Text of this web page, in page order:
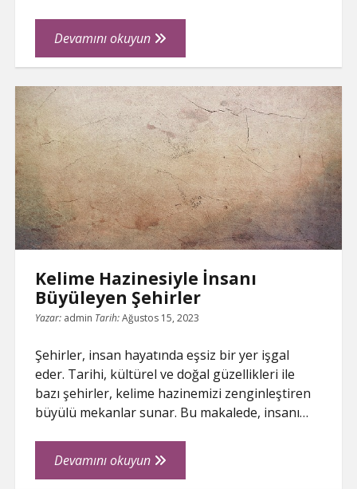
Devamını okuyunKelime
Sanatının
Kapılmaya
Hazır
Olun
Kelime Hazinesiyle İnsanı
Büyüleyen Şehirler
Yazar: admin Tarih:Ağustos 15, 2023
Şehirler, insan hayatında eşsiz bir yer işgal
eder. Tarihi, kültürel ve doğal güzellikleri ile
bazı şehirler, kelime hazinemizi zenginleştiren
büyülü mekanlar sunar. Bu makalede, insanı…
Devamını okuyunKelime
Hazinesiyle